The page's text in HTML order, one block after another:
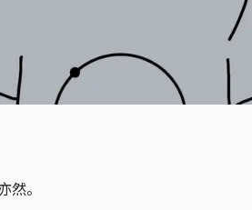
然。